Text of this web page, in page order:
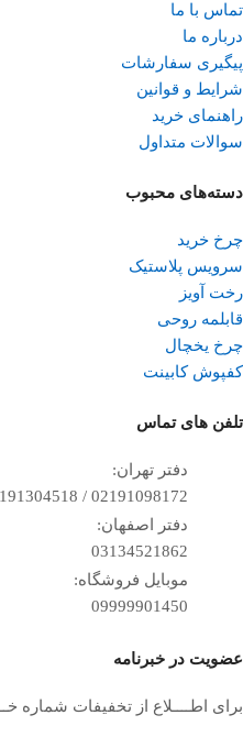
تماس با ما
درباره ما
پیگیری سفارشات
شرایط و قوانین
راهنمای خرید
سوالات متداول
دسته‌های محبوب
چرخ خرید
سرویس پلاستیک
رخت آویز
قابلمه روحی
چرخ یخچال
کفپوش کابینت
تلفن ‌های تماس
دفتر تهران:
02191098172 / 02191304518
دفتر اصفهان:
03134521862
موبایل فروشگاه:
09999901450
عضویت در خبرنامه
برای اطــــلاع از تخفیفات شماره